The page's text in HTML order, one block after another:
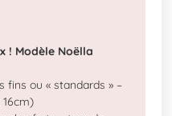
! Modèle Noëlla
fins ou « standards » –